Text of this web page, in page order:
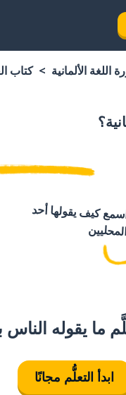
اللغة الألمانية كتاب
كيف يقولها أحد
ما يقوله الناس
ابدأ التعلُّم مجانًا